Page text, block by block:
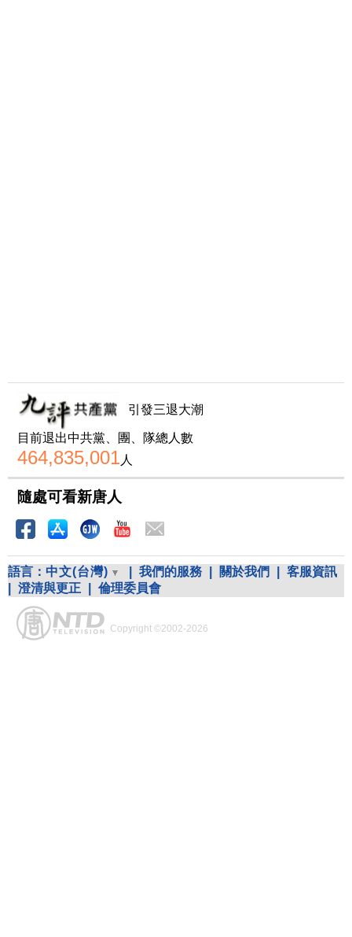
引發三退大潮
目前退出中共黨、團、隊總人數
464,835,001人
隨處可看新唐人
語言： 中文(台灣) 我們的服務 關於我們
客服資訊
澄清與更正 倫理委員會
Copyright ©2002-2026